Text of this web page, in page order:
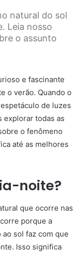
natural do sol
Leia nosso
o assunto
e fascinante
o verão. Quando o
de luzes
explorar todas as
o fenômeno
até as melhores
noite?
que ocorre nas
porque a
sol faz com que
Isso significa